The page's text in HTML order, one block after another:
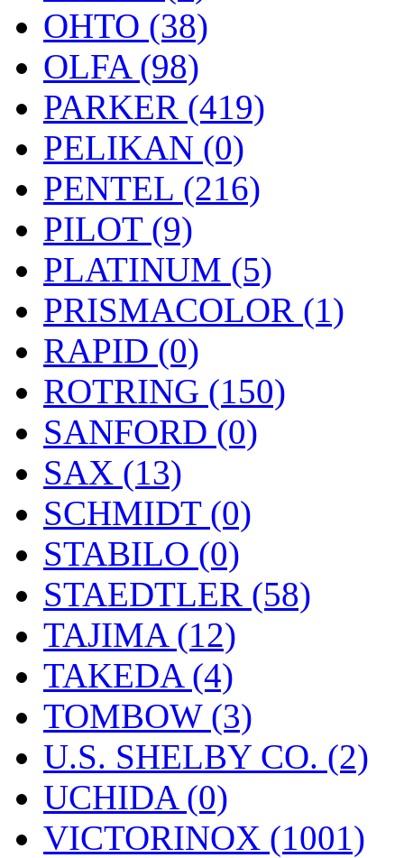
OHTO (38)
OLFA (98)
PARKER (419)
PELIKAN (0)
PENTEL (216)
PILOT (9)
PLATINUM (5)
PRISMACOLOR (1)
RAPID (0)
ROTRING (150)
SANFORD (0)
SAX (13)
SCHMIDT (0)
STABILO (0)
STAEDTLER (58)
TAJIMA (12)
TAKEDA (4)
TOMBOW (3)
U.S. SHELBY CO. (2)
UCHIDA (0)
VICTORINOX (1001)